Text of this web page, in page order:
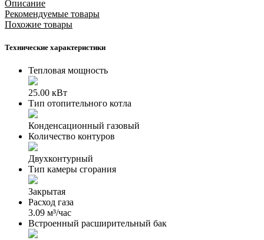
Описание
Рекомендуемые товары
Похожие товары
Технические характеристики
Тепловая мощность
25.00 кВт
Тип отопительного котла
Конденсационный газовый
Количество контуров
Двухконтурный
Тип камеры сгорания
Закрытая
Расход газа
3.09 м³/час
Встроенный расширительный бак